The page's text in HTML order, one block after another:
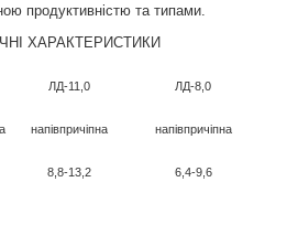
продуктивністю та типами.
ХАРАКТЕРИСТИКИ
ЛД-11,0 ЛД-8,0
напівпричіпна напівпричіпна
8,8-13,2 6,4-9,6